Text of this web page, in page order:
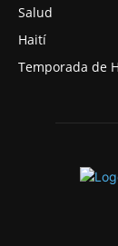
Salud
Haití
Temporada de